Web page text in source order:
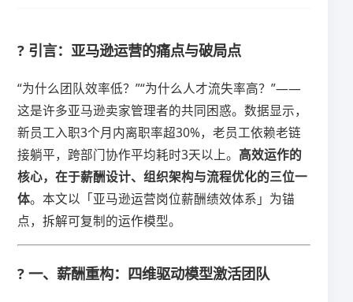
? 引言：亚马逊运营的痛点与破局点
“为什么团队效率低？”“为什么人才流失率高？”——
这是许多亚马逊卖家管理者的共同困惑。数据显示，
新员工入职3个月内离职率超30%，老员工依赖老链
接躺平，跨部门协作平均耗时3天以上。​ ​高效运作的
核心，在于薪酬设计、组织架构与流程优化的三位一
体​​。本文以「亚马逊运营岗位薪酬绩效体系」为锚
点，拆解可复制的运作模型。
? 一、薪酬重构：四维驱动模型激活团队